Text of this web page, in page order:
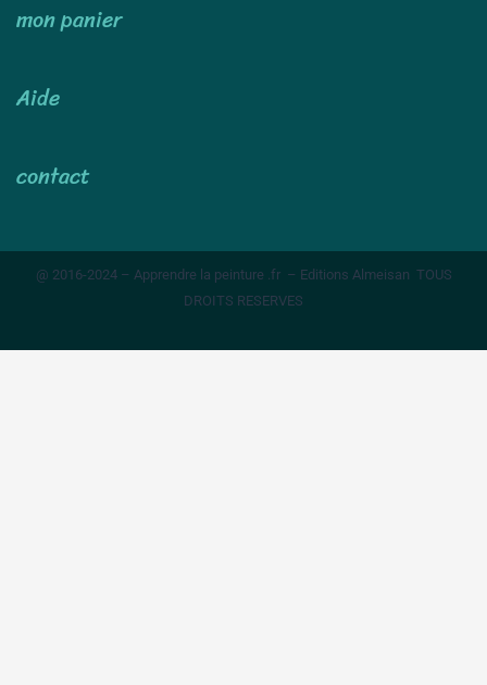
mon panier
Aide
contact
@ 2016-2024 – Apprendre la peinture .fr – Editions Almeisan TOUS
DROITS RESERVES